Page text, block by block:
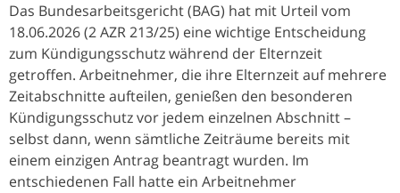
Das Bundesarbeitsgericht (BAG) hat mit Urteil vom
18.06.2026 (2 AZR 213/25) eine wichtige Entscheidung
zum Kündigungsschutz während der Elternzeit
getroffen. Arbeitnehmer, die ihre Elternzeit auf mehrere
Zeitabschnitte aufteilen, genießen den besonderen
Kündigungsschutz vor jedem einzelnen Abschnitt –
selbst dann, wenn sämtliche Zeiträume bereits mit
einem einzigen Antrag beantragt wurden. Im
entschiedenen Fall hatte ein Arbeitnehmer